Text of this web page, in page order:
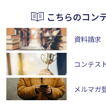
こちらのコン
資料請求
コンテス
メルマガ